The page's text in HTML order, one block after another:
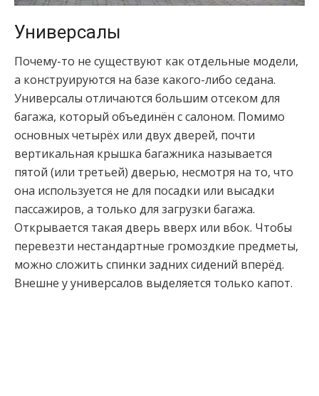
Универсалы
Почему-то не существуют как отдельные модели,
а конструируются на базе какого-либо седана.
Универсалы отличаются большим отсеком для
багажа, который объединён с салоном. Помимо
основных четырёх или двух дверей, почти
вертикальная крышка багажника называется
пятой (или третьей) дверью, несмотря на то, что
она используется не для посадки или высадки
пассажиров, а только для загрузки багажа.
Открывается такая дверь вверх или вбок. Чтобы
перевезти нестандартные громоздкие предметы,
можно сложить спинки задних сидений вперёд.
Внешне у универсалов выделяется только капот.